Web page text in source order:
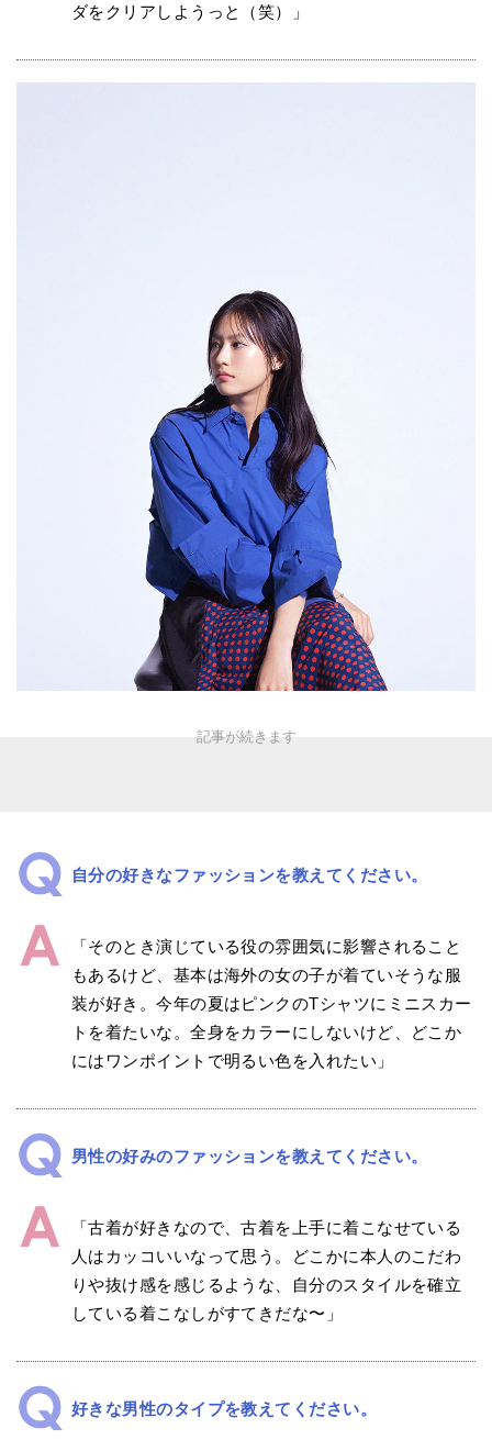
ダをクリアしようっと（笑）」
自分の好きなファッションを教えてください。
「そのとき演じている役の雰囲気に影響されること
もあるけど、基本は海外の女の子が着ていそうな服
装が好き。今年の夏はピンクのTシャツにミニスカー
トを着たいな。全身をカラーにしないけど、どこか
にはワンポイントで明るい色を入れたい」
男性の好みのファッションを教えてください。
「古着が好きなので、古着を上手に着こなせている
人はカッコいいなって思う。どこかに本人のこだわ
りや抜け感を感じるような、自分のスタイルを確立
している着こなしがすてきだな〜」
好きな男性のタイプを教えてください。